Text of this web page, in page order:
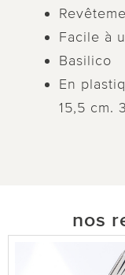
Facile à
Basilico
En
15,5 cm.
nos